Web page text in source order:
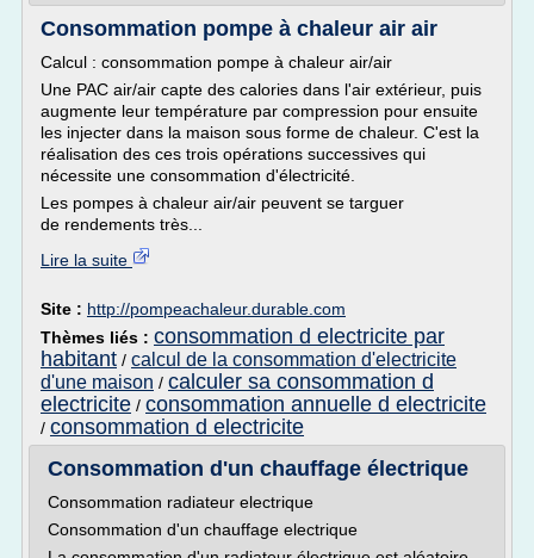
Consommation pompe à chaleur air air
Calcul : consommation pompe à chaleur air/air
Une PAC air/air capte des calories dans l'air extérieur, puis
augmente leur température par compression pour ensuite
les injecter dans la maison sous forme de chaleur. C'est la
réalisation des ces trois opérations successives qui
nécessite une consommation d'électricité.
Les pompes à chaleur air/air peuvent se targuer
de rendements très...
Lire la suite
Site : http://pompeachaleur.durable.com
Thèmes liés : consommation d electricite par
habitant / calcul de la consommation d'electricite
d'une maison / calculer sa consommation d
electricite / consommation annuelle d electricite
/ consommation d electricite
Consommation d'un chauffage électrique
Consommation radiateur electrique
Consommation d'un chauffage electrique